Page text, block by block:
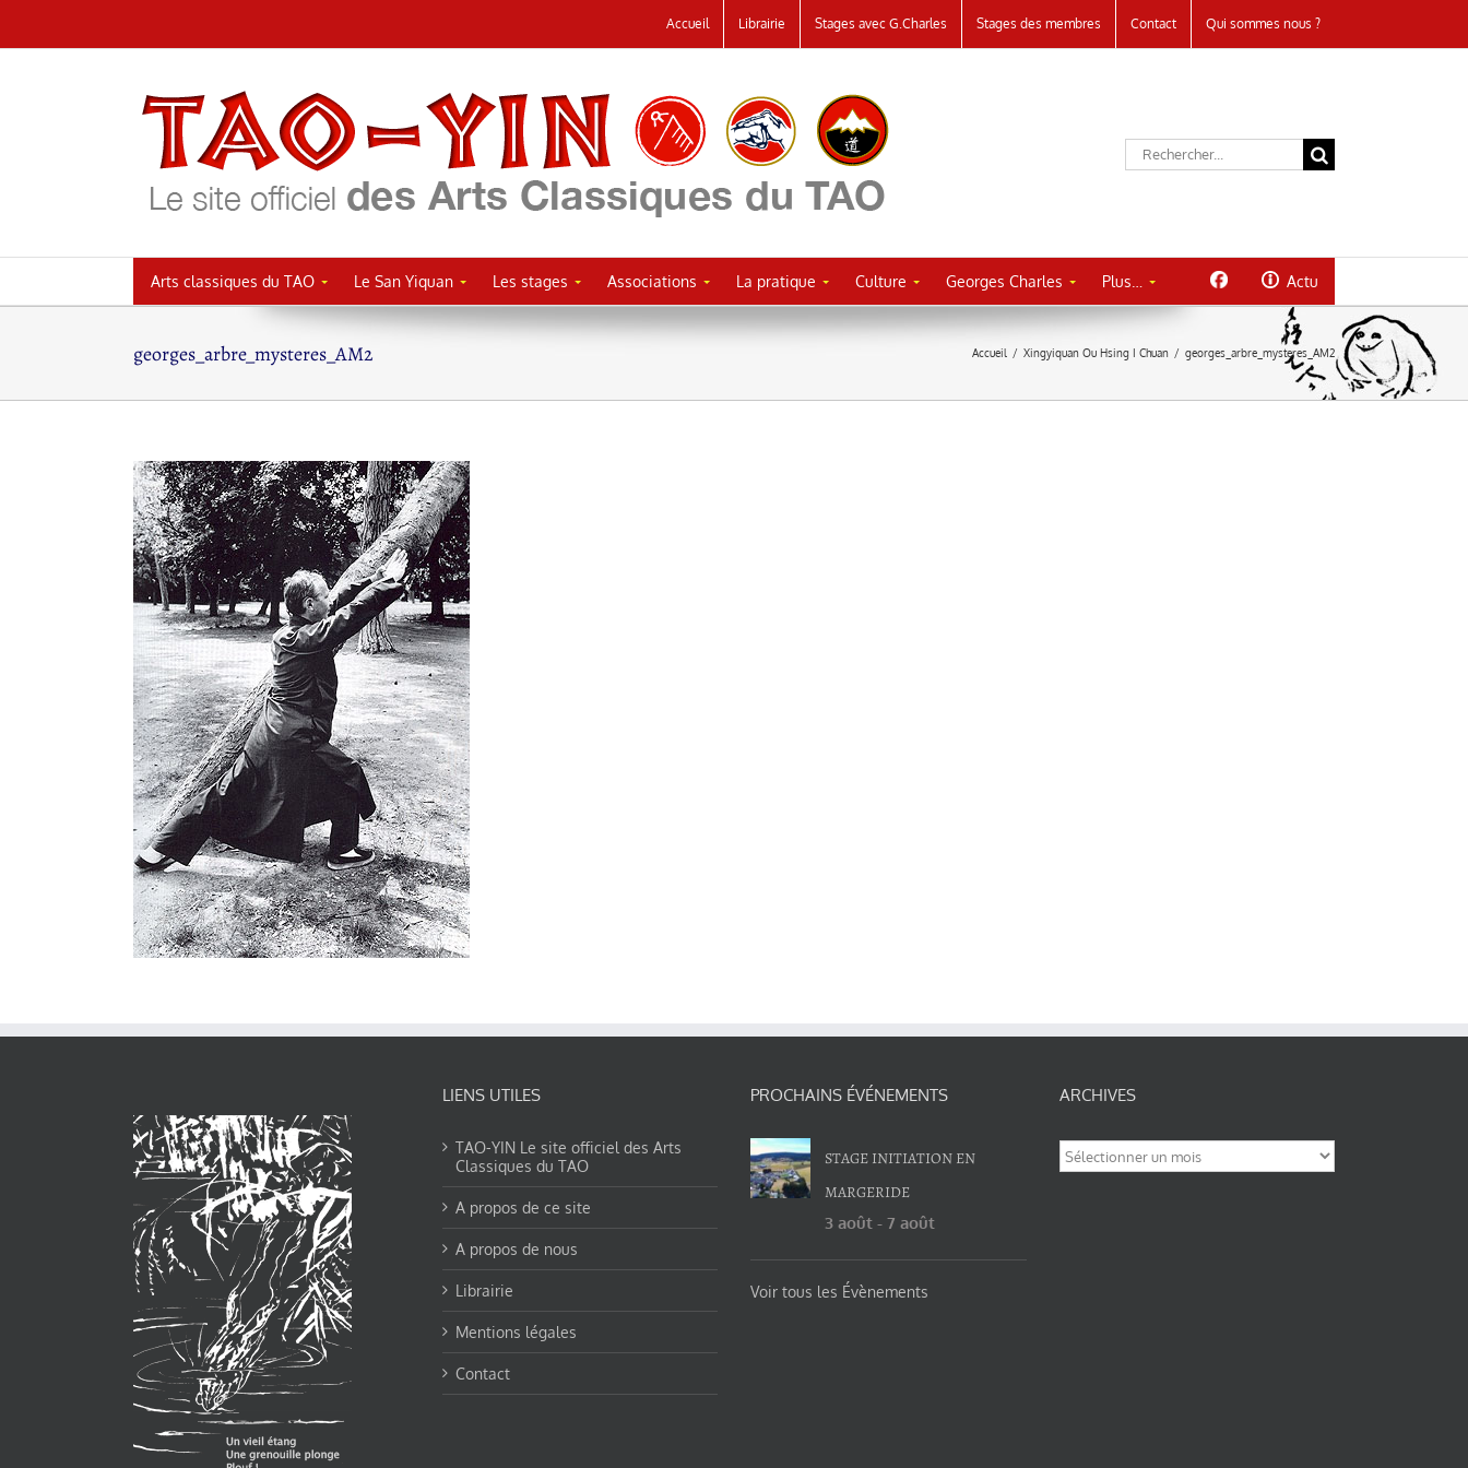
au
Accueil Librairie Stages avec G.Charles Stages des membres Contact Qui sommes nous ?
Rechercher:
Arts classiques du TAO Le San Yiquan Les stages Associations La pratique Culture Georges Charles Plus… Actu
georges_arbre_mysteres_AM2 Accueil / Xingyiquan Ou Hsing I Chuan / georges_arbre_mysteres_AM2
LIENS UTILES
TAO-YIN Le site officiel des Arts
Classiques du TAO
A propos de ce site
A propos de nous
Librairie
Mentions légales
Contact
PROCHAINS ÉVÉNEMENTS
STAGE INITIATION EN
MARGERIDE
3 août -7 août
Voir tous les Évènements
ARCHIVES
Archives